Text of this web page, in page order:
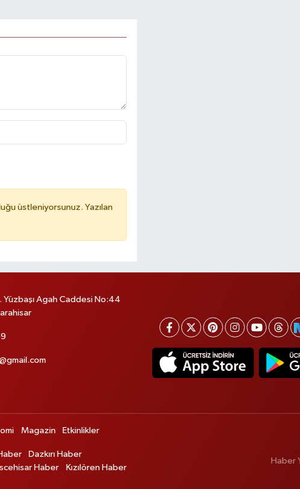
üstleniyorsunuz. Yazılan
Yüzbaşı Agah Caddesi No:44
Magazin Etkinlikler
Dazkırı Haber
İscehisar Haber
Kızılören Haber
Haber